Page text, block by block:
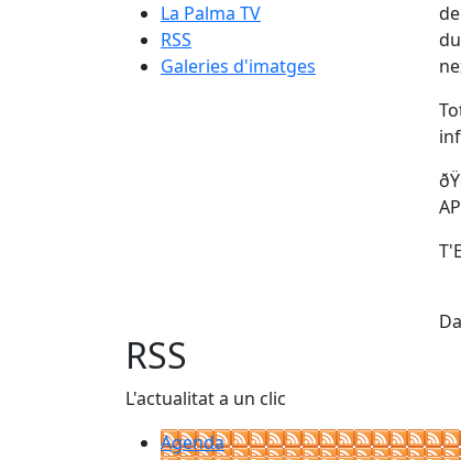
La Palma TV
RSS
Galeries d'imatges
RSS
L'actualitat a un clic
Agenda